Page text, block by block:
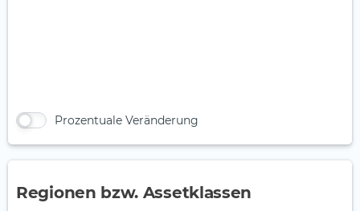
Prozentuale Veränderung
Regionen bzw. Assetklassen